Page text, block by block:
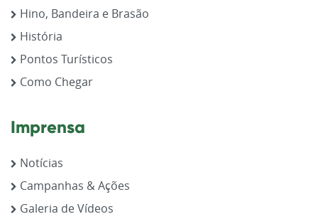
Hino, Bandeira e Brasão
História
Pontos Turísticos
Como Chegar
Imprensa
Notícias
Campanhas & Ações
Galeria de Vídeos